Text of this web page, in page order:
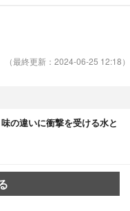
（最終更新：2024-06-25 12:18）
の違いに衝撃を受ける水と